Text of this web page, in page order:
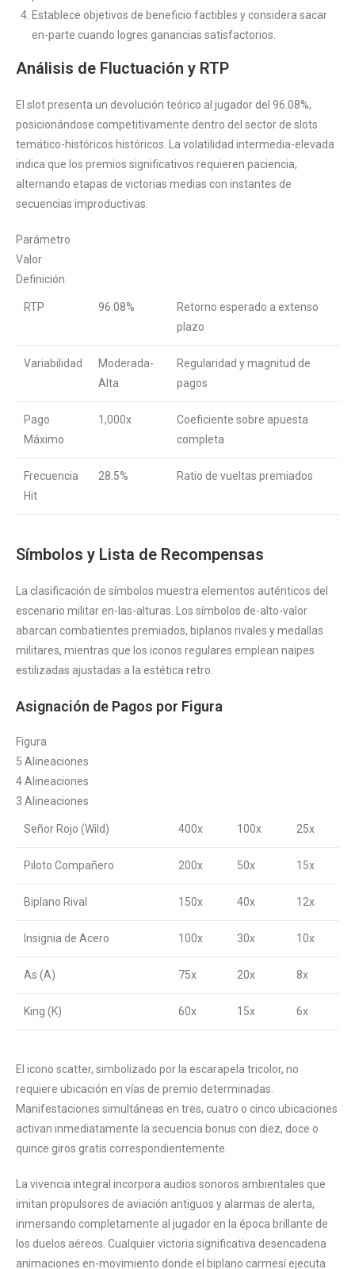
Establece objetivos de beneficio factibles y considera sacar
en-parte cuando logres ganancias satisfactorios.
Análisis de Fluctuación y RTP
El slot presenta un devolución teórico al jugador del 96.08%,
posicionándose competitivamente dentro del sector de slots
temático-históricos históricos. La volatilidad intermedia-elevada
indica que los premios significativos requieren paciencia,
alternando etapas de victorias medias con instantes de
secuencias improductivas.
Parámetro
Valor
Definición
RTP 96.08%
Retorno esperado a extenso
plazo
Variabilidad
Moderada-
Alta
Regularidad y magnitud de
pagos
Pago
Máximo
1,000x
Coeficiente sobre apuesta
completa
Frecuencia
Hit
28.5% Ratio de vueltas premiados
Símbolos y Lista de Recompensas
La clasificación de símbolos muestra elementos auténticos del
escenario militar en-las-alturas. Los símbolos de-alto-valor
abarcan combatientes premiados, biplanos rivales y medallas
militares, mientras que los iconos regulares emplean naipes
estilizadas ajustadas a la estética retro.
Asignación de Pagos por Figura
Figura
5 Alineaciones
4 Alineaciones
3 Alineaciones
Señor Rojo (Wild) 400x 100x 25x
Piloto Compañero 200x 50x 15x
Biplano Rival 150x 40x 12x
Insignia de Acero 100x 30x 10x
As (A) 75x 20x 8x
King (K) 60x 15x 6x
El icono scatter, simbolizado por la escarapela tricolor, no
requiere ubicación en vías de premio determinadas.
Manifestaciones simultáneas en tres, cuatro o cinco ubicaciones
activan inmediatamente la secuencia bonus con diez, doce o
quince giros gratis correspondientemente.
La vivencia integral incorpora audios sonoros ambientales que
imitan propulsores de aviación antiguos y alarmas de alerta,
inmersando completamente al jugador en la época brillante de
los duelos aéreos. Cualquier victoria significativa desencadena
animaciones en-movimiento donde el biplano carmesí ejecuta